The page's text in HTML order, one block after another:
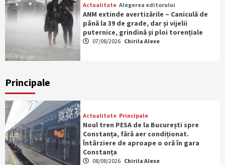
Actualitate Alegerea editorului
ANM extinde avertizările – Caniculă de
până la 39 de grade, dar și vijelii
puternice, grindină și ploi torențiale
07/08/2026 Chirila Alexe
Principale
Actualitate Principale
Noul tren PESA de la București spre
Constanța, fără aer condiționat.
Întârziere de aproape o oră în gara
Constanța
08/08/2026 Chirila Alexe